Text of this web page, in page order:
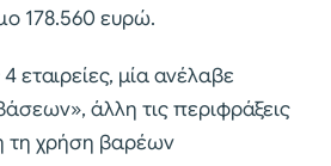
178.560 ευρώ.
εταιρείες, μία ανέλαβε
άλλη τις περιφράξεις
τη χρήση βαρέων